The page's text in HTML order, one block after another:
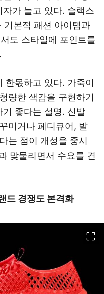
가 늘고 있다. 슬랙스
기본적 패션 아이템과
도 스타일에 포인트를
한몫하고 있다. 가죽이
량한 색감을 구현하기
좋다는 설명. 신발
미거나 페디큐어, 발
는 점이 개성을 중시
맞물리면서 수요를 견
드 경쟁도 본격화